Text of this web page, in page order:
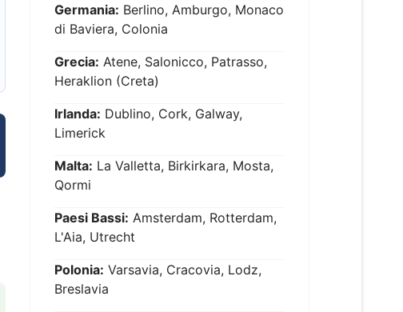
Germania: Berlino, Amburgo, Monaco
di Baviera, Colonia
Grecia: Atene, Salonicco, Patrasso,
Heraklion (Creta)
Irlanda: Dublino, Cork, Galway,
Limerick
Malta: La Valletta, Birkirkara, Mosta,
Qormi
Paesi Bassi: Amsterdam, Rotterdam,
L'Aia, Utrecht
Polonia: Varsavia, Cracovia, Lodz,
Breslavia